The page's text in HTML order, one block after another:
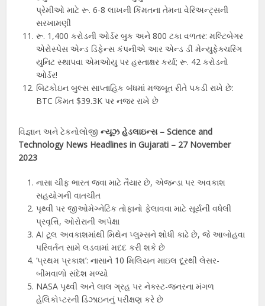
પ્રેમીઓ માટે રૂ. 6-8 લાખની કિંમતના તેમના વેરિઅન્ટ્સની
સરખામણી
રૂ. 1,400 કરોડની ઓર્ડર બુક અને 800 ટકા વળતર: મલ્ટિબેગર
એરોસ્પેસ એન્ડ ડિફેન્સ કંપનીએ આર એન્ડ ડી મેન્યુફેક્ચરિંગ
યુનિટ સ્થાપવા એમઓયુ પર હસ્તાક્ષર કર્યા; રૂ. 42 કરોડનો
ઓર્ડર!
બિટકોઇન બુલ્સ સાપ્તાહિક બંધમાં મજબૂત રીતે પકડી રાખે છે:
BTC કિંમત $39.3K પર નજર રાખે છે
વિજ્ઞાન અને ટેકનોલોજીન્યૂઝ હેડલાઇન્સ – Science and
Technology News Headlines in Gujarati – 27 November
2023
નાસા ચીફ ભારત જવા માટે તૈયાર છે, એજન્ડા પર અવકાશ
સહયોગની વાતચીત
પૃથ્વી પર જીઓમેગ્નેટિક તોફાનો ફેલાવવા માટે સૂર્યની વધેલી
પ્રવૃત્તિ, ઓરોરાની અપેક્ષા
AI ટૂલ અવકાશમાંથી મિથેન પ્લુમ્સને શોધી કાઢે છે, જે આબોહવા
પરિવર્તન સામે લડવામાં મદદ કરી શકે છે
‘પ્રથમ પ્રકાશ’: નાસાને 10 મિલિયન માઇલ દૂરથી લેસર-
બીમવાળો સંદેશ મળ્યો
NASA પૃથ્વી અને લાલ ગ્રહ પર નેક્સ્ટ-જનરના મંગળ
હેલિકોપ્ટરની ડિઝાઇનનું પરીક્ષણ કરે છે